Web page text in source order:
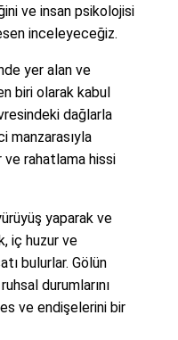
ve insan psikolojisi
inceleyeceğiz.
yer alan ve
biri olarak kabul
dağlarla
manzarasıyla
rahatlama hissi
yaparak ve
iç huzur ve
bulurlar. Gölün
durumlarını
ve endişelerini bir